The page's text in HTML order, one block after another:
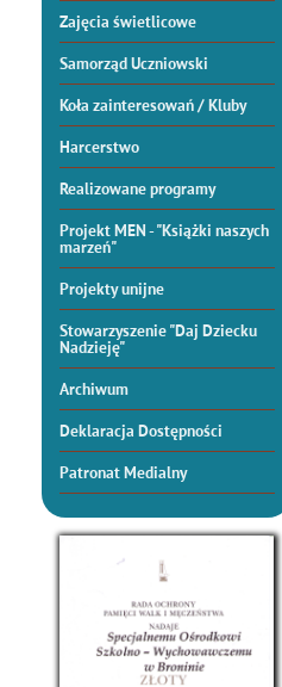
Zajęcia świetlicowe
Samorząd Uczniowski
Koła zainteresowań / Kluby
Harcerstwo
Realizowane programy
Projekt MEN - "Książki naszych
marzeń"
Projekty unijne
Stowarzyszenie "Daj Dziecku
Nadzieję"
Archiwum
Deklaracja Dostępności
Patronat Medialny